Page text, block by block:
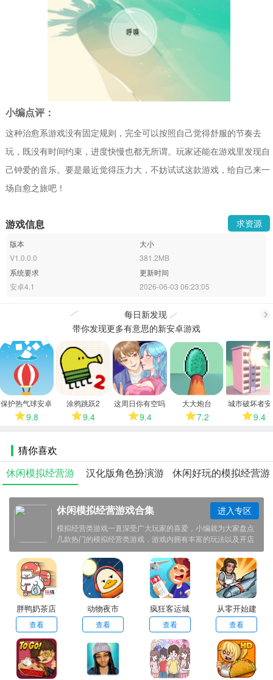
小编点评：
这种治愈系游戏没有固定规则，完全可以按照自己觉得舒服的节奏去
玩，既没有时间约束，进度快慢也都无所谓。玩家还能在游戏里发现自
己钟爱的音乐。要是最近觉得压力大，不妨试试这款游戏，给自己来一
场自愈之旅吧！
游戏信息 求资源
版本
V1.0.0.0
大小
381.2MB
系统要求
安卓4.1
更新时间
2026-06-03 06:23:05
每日新发现
多
带你发现更多有意思的新安卓游戏
保护热气球安卓
版9.8
涂鸦跳跃2
9.4
这周日你有空吗
安卓版
9.4
大大炮台
7.2
城市破坏者
版9.4
猜你喜欢
休闲模拟经营游
戏合集
汉化版角色扮演游
戏大全
休闲好玩的模拟经营游
戏大全
休闲模拟经营游戏合集
模拟经营类游戏一直深受广大玩家的喜爱，小编就为大家盘点
几款热门的模拟经营类游戏，游戏内拥有丰富的玩法以及开店
体验，合集内有超多此类型的游戏可供玩家挑选使用，感兴趣
的小伙伴欢迎点击下载体验！
进入专区
胖鸭奶茶店
游戏
查看
动物夜市
查看
疯狂客运城
查看
从零开始建
造工厂
查看